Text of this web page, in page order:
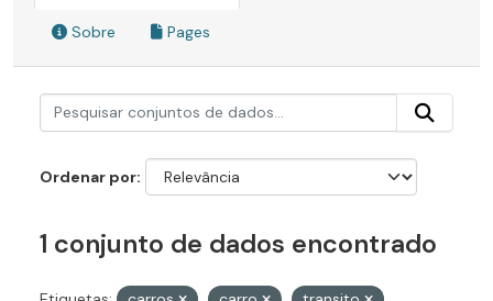
Sobre Pages
Ordenar por
1 conjunto de dados encontrado